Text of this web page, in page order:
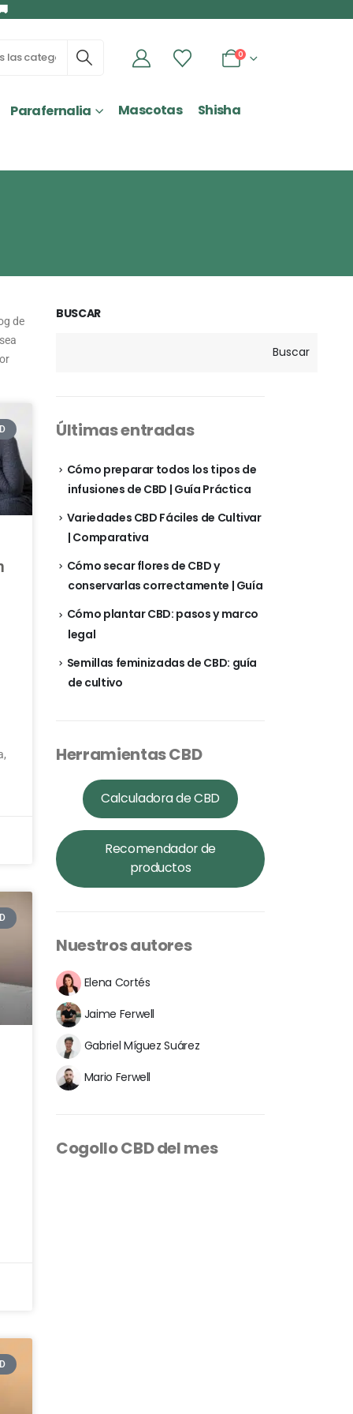
0
Parafernalia Mascotas
Shisha
de
BUSCAR
Buscar
Últimas entradas
Cómo preparar todos los tipos de
infusiones de CBD | Guía Práctica
Variedades CBD Fáciles de Cultivar
| Comparativa
Cómo secar flores de CBD y
conservarlas correctamente | Guía
Cómo plantar CBD: pasos y marco
legal
Semillas feminizadas de CBD: guía
de cultivo
Herramientas CBD
Calculadora de CBD
Recomendador de
productos
Nuestros autores
Elena Cortés
Jaime Ferwell
Gabriel Míguez Suárez
Mario Ferwell
Cogollo CBD del mes